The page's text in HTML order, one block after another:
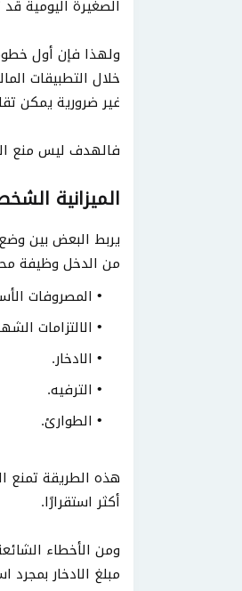
الصغيرة اليومية
ولهذا فإن أول
خلال التطبيقات
غير ضرورية يمكن
فالهدف ليس منع
الميزانية
يربط البعض بين وضع
من الدخل وظيفة
المصروفات
الالتزامات
الادخار.
الترفيه.
الطوارئ.
هذه الطريقة تمنع
أكثر استقرارًا.
ومن الأخطاء
مبلغ الادخار بمجرد